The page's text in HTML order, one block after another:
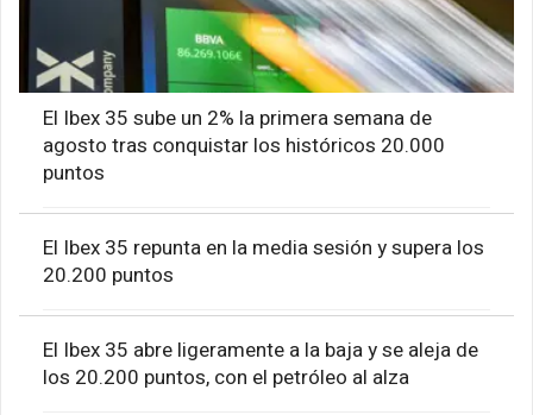
El Ibex 35 sube un 2% la primera semana de
agosto tras conquistar los históricos 20.000
puntos
El Ibex 35 repunta en la media sesión y supera los
20.200 puntos
El Ibex 35 abre ligeramente a la baja y se aleja de
los 20.200 puntos, con el petróleo al alza